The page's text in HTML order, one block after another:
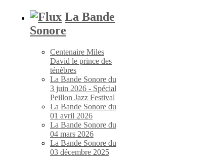
La Bande
Sonore
Centenaire Miles
David le prince des
ténèbres
La Bande Sonore du
3 juin 2026 - Spécial
Peillon Jazz Festival
La Bande Sonore du
01 avril 2026
La Bande Sonore du
04 mars 2026
La Bande Sonore du
03 décembre 2025